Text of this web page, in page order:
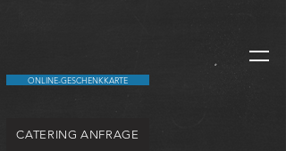
ONLINE-GESCHENKKARTE
CATERING ANFRAGE